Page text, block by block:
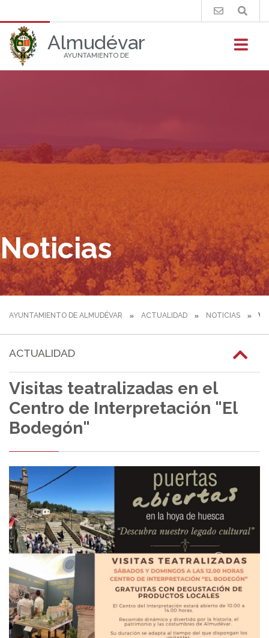
Almudévar
AYUNTAMIENTO DE
Buscar
Noticias
AYUNTAMIENTO DE ALMUDÉVAR ACTUALIDAD NOTICIAS
ACTUALIDAD
Visitas teatralizadas en el
Centro de Interpretación "El
Bodegón"